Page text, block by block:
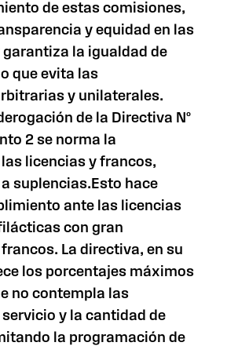
de estas comisiones,
y equidad en las
la igualdad de
que evita las
y unilaterales.
de la Directiva Nº
2 se norma la
licencias y francos,
suplencias.Esto hace
ante las licencias
con gran
La directiva, en su
los porcentajes máximos
no contempla las
y la cantidad de
la programación de